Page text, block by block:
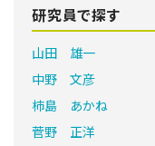
研究員で探す
山田 雄一
中野 文彦
柿島 あかね
菅野 正洋